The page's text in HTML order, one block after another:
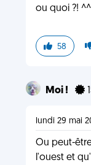
ou quoi ?! ^^
58
Moi !
lundi 29 mai
Ou peut-
l'ouest et